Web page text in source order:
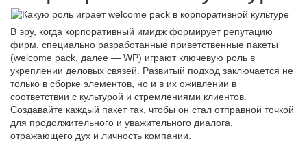
В эру, когда корпоративный имидж формирует репутацию
фирм, специально разработанные приветственные пакеты
(welcome pack, далее — WP) играют ключевую роль в
укреплении деловых связей. Развитый подход заключается не
только в сборке элементов, но и в их оживлении в
соответствии с культурой и стремлениями клиентов.
Создавайте каждый пакет так, чтобы он стал отправной точкой
для продолжительного и уважительного диалога,
отражающего дух и личность компании.